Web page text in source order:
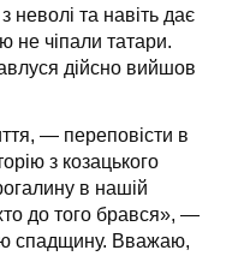
неволі та навіть дає
не чіпали татари.
дійсно вийшов
— переповісти в
з козацького
в нашій
до того брався», —
спадщину. Вважаю,